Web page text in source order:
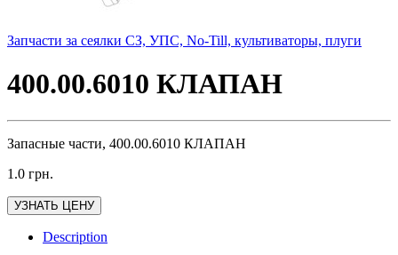
Запчасти за сеялки СЗ, УПС, No-Till, культиваторы, плуги
400.00.6010 КЛАПАН
Запасные части, 400.00.6010 КЛАПАН
1.0 грн.
УЗНАТЬ ЦЕНУ
Description